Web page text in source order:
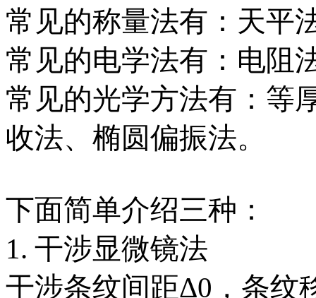
常见的称量法有：天平
常见的电学法有：电阻
常见的光学方法有：等
收法、椭圆偏振法。
下面简单介绍三种：
1. 干涉显微镜法
干涉条纹间距Δ0，条纹